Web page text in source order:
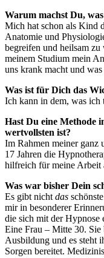
Warum machst Du,
Mich hat schon als Kind
Anatomie und
begreifen und heilsam
meinem Studium mein
uns krank macht und
Was ist für Dich das
Ich kann in dem, was ich
Hast Du eine Methode
wertvollsten ist?
Im Rahmen meiner ganz
17 Jahren die
hilfreich für meine Arbeit
Was war bisher Dein
Es gibt nicht das
mir in besonderer
die sich mit der Hypnose
Eine Frau – Mitte 30. Sie
Ausbildung und es steht
Sorgen bereitet.